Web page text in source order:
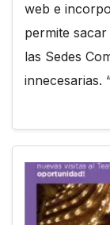
web e
permite
las Sedes
innecesarias.